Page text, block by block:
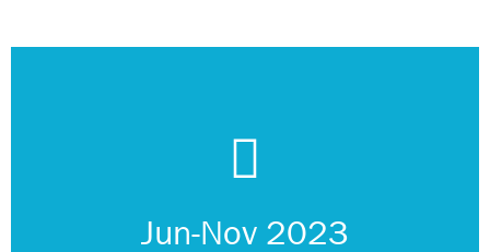
Jun-Nov 2023
Test et affinage des protocoles